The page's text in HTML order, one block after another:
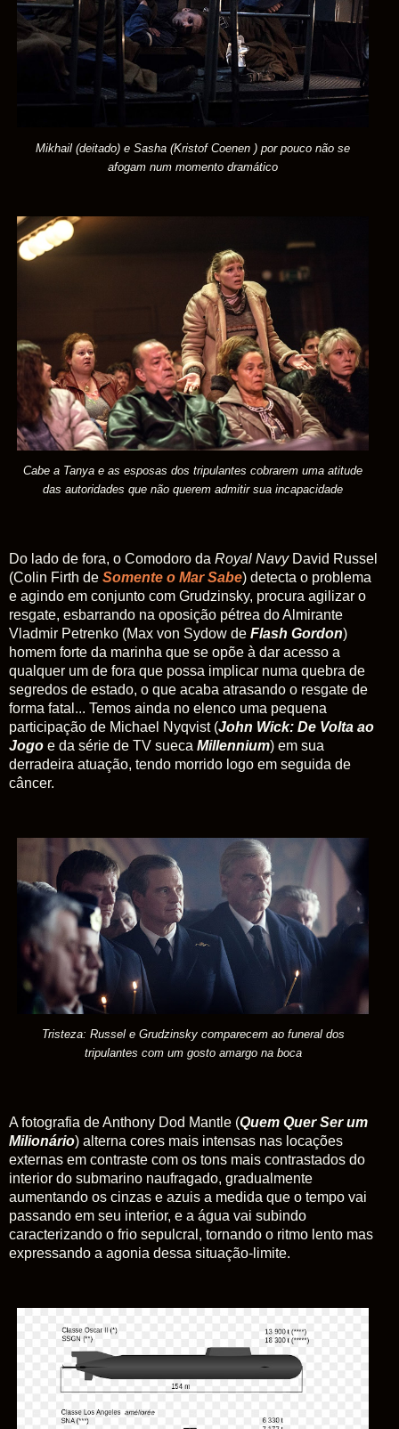
Mikhail (deitado) e Sasha (Kristof Coenen ) por pouco não se
afogam num momento dramático
Cabe a Tanya e as esposas dos tripulantes cobrarem uma atitude
das autoridades que não querem admitir sua incapacidade
Do lado de fora, o Comodoro da Royal Navy David Russel
(Colin Firth de Somente o Mar Sabe) detecta o problema
e agindo em conjunto com Grudzinsky, procura agilizar o
resgate, esbarrando na oposição pétrea do Almirante
Vladmir Petrenko (Max von Sydow de Flash Gordon)
homem forte da marinha que se opõe à dar acesso a
qualquer um de fora que possa implicar numa quebra de
segredos de estado, o que acaba atrasando o resgate de
forma fatal... Temos ainda no elenco uma pequena
participação de Michael Nyqvist (John Wick: De Volta ao
Jogo e da série de TV sueca Millennium) em sua
derradeira atuação, tendo morrido logo em seguida de
câncer.
Tristeza: Russel e Grudzinsky comparecem ao funeral dos
tripulantes com um gosto amargo na boca
A fotografia de Anthony Dod Mantle (Quem Quer Ser um
Milionário) alterna cores mais intensas nas locações
externas em contraste com os tons mais contrastados do
interior do submarino naufragado, gradualmente
aumentando os cinzas e azuis a medida que o tempo vai
passando em seu interior, e a água vai subindo
caracterizando o frio sepulcral, tornando o ritmo lento mas
expressando a agonia dessa situação-limite.